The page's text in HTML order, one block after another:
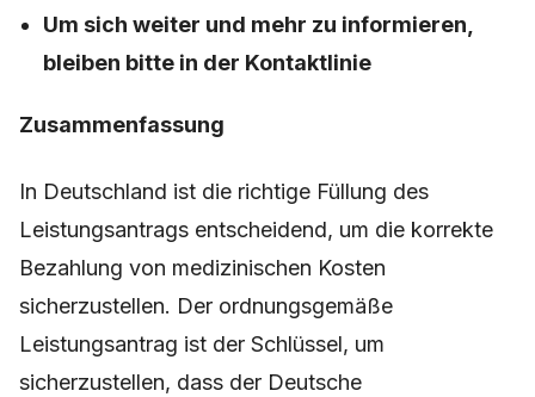
Um sich weiter und mehr zu informieren,
bleiben bitte in der Kontaktlinie
Zusammenfassung
In Deutschland ist die richtige Füllung des
Leistungsantrags entscheidend, um die korrekte
Bezahlung von medizinischen Kosten
sicherzustellen. Der ordnungsgemäße
Leistungsantrag ist der Schlüssel, um
sicherzustellen, dass der Deutsche